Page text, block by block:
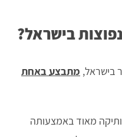
בישראל?
בישראל, מתבצע באחת
מאוד באמצעותה